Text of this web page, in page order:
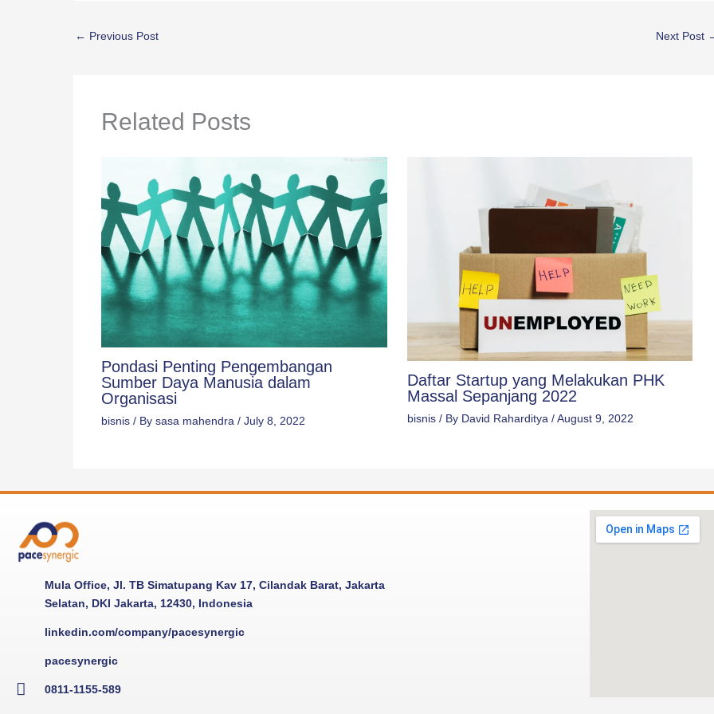
← Previous Post Next Post
Related Posts
Pondasi Penting Pengembangan
Sumber Daya Manusia dalam
Organisasi
bisnis / By sasa mahendra / July 8, 2022
Daftar Startup yang Melakukan PHK
Massal Sepanjang 2022
bisnis/ By David Raharditya /August 9, 2022
Mula Office, Jl. TB Simatupang Kav 17, Cilandak Barat, Jakarta
Selatan, DKI Jakarta, 12430, Indonesia
linkedin.com/company/pacesynergic
pacesynergic
0811-1155-589